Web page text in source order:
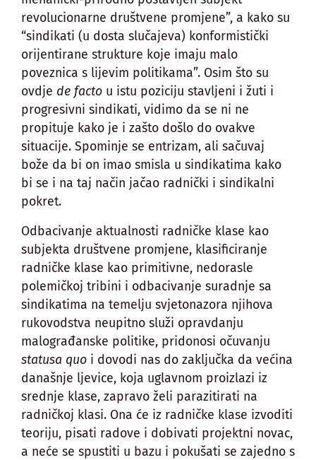
revolucionarne društvene promjene”, a kako su
“sindikati (u dosta slučajeva) konformistički
orijentirane strukture koje imaju malo
poveznica s lijevim politikama”. Osim što su
ovdje de facto u istu poziciju stavljeni i žuti i
progresivni sindikati, vidimo da se ni ne
propituje kako je i zašto došlo do ovakve
situacije. Spominje se entrizam, ali sačuvaj
bože da bi on imao smisla u sindikatima kako
bi se i na taj način jačao radnički i sindikalni
pokret.
Odbacivanje aktualnosti radničke klase kao
subjekta društvene promjene, klasificiranje
radničke klase kao primitivne, nedorasle
polemičkoj tribini i odbacivanje suradnje sa
sindikatima na temelju svjetonazora njihova
rukovodstva neupitno služi opravdanju
malograđanske politike, pridonosi očuvanju
statusa quo i dovodi nas do zaključka da većina
današnje ljevice, koja uglavnom proizlazi iz
srednje klase, zapravo želi parazitirati na
radničkoj klasi. Ona će iz radničke klase izvoditi
teoriju, pisati radove i dobivati projektni novac,
a neće se spustiti u bazu i pokušati se zajedno s